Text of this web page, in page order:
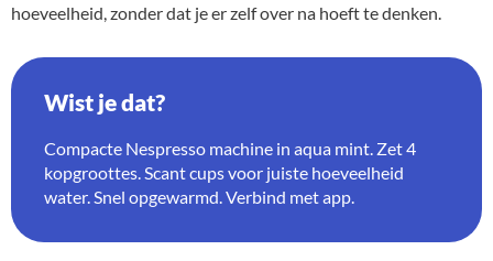
hoeveelheid, zonder dat je er zelf over na hoeft te denken.
Wist je dat?
Compacte Nespresso machine in aqua mint. Zet 4
kopgroottes. Scant cups voor juiste hoeveelheid
water. Snel opgewarmd. Verbind met app.